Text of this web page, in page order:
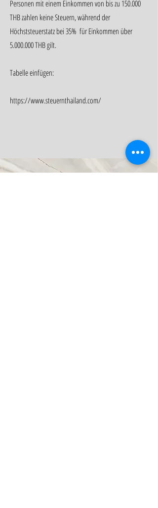
Personen mit einem Einkommen von bis zu 150.000
THB zahlen keine Steuern, während der
Höchststeuerstatz bei 35% für Einkommen über
5.000.000THB gilt.
Tabelle einfügen:
https://www.steuernthailand.com/